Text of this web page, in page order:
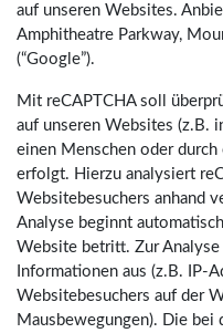
auf unseren Websites.
Amphitheatre Parkway,
(“Google”).
Mit reCAPTCHA soll
auf unseren Websites (z.B.
einen Menschen oder
erfolgt. Hierzu analysiert
Websitebesuchers anhand
Analyse beginnt
Website betritt. Zur
Informationen aus (z.B. IP-
Websitebesuchers auf der
Mausbewegungen). Die bei